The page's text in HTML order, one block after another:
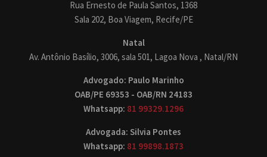
Rua Ernesto de Paula Santos, 1368
Sala 202, Boa Viagem, Recife/PE
Natal
Av. Antônio Basílio, 3006, sala 501, Lagoa Nova , Natal/RN
Advogado: Paulo Marinho
OAB/PE 69353 - OAB/RN 24183
Whatsapp: 81 99329.1296
Advogada: Silvia Pontes
Whatsapp: 81 99898.1873